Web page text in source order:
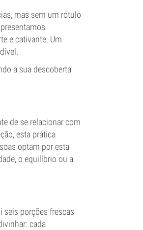
mas sem um rótulo
e cativante. Um
a sua descoberta
de se relacionar com
esta prática
optam por esta
o equilíbrio ou a
seis porções frescas
cada